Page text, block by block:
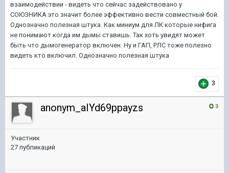
взаимодействии - видеть что сейчас задействовано у
СОЮЗНИКА это значит более эффективно вести совместный бой.
Однозначно полезная штука. Как миниум для ЛК которые нифига
не понимают когда им дымы ставишь. Так хоть увидят может
быть что дымогенератор включен. Ну и ГАП, РЛС тоже полезно
видеть кто включил. Однозначно полезная штука
3
3
anonym_aIYd69ppayzs
Участник
27 публикаций